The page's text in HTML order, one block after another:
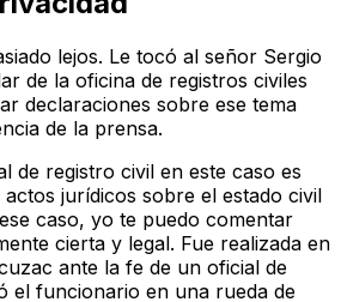
lejos. Le tocó al señor Sergio
de la oficina de registros civiles
declaraciones sobre ese tema
de la prensa.
de registro civil en este caso es
jurídicos sobre el estado civil
caso, yo te puedo comentar
cierta y legal. Fue realizada en
ante la fe de un oficial de
el funcionario en una rueda de